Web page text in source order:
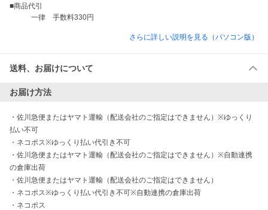
■商品代引
一律　手数料330円
さらに詳しい説明を見る（パソコン版）
送料、お届けについて
お届け方法
・ 佐川急便またはヤマト運輸（配送会社のご指定はできません）※ゆっくり
払い不可
・ ネコポス※ゆっくり払い代引き不可
・ 佐川急便またはヤマト運輸（配送会社のご指定はできません）※自動連携
の倉庫出荷
・ 佐川急便またはヤマト運輸（配送会社のご指定はできません）
・ ネコポス※ゆっくり払い代引き不可※自動連携の倉庫出荷
・ ネコポス